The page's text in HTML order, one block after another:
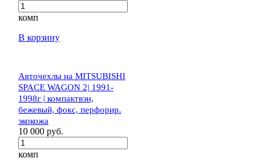
комп
В корзину
Авточехлы на MITSUBISHI
SPACE WAGON 2| 1991-
1998г | компактвэн,
бежевый, фокс, перфорир.
экокожа
10 000 руб.
комп